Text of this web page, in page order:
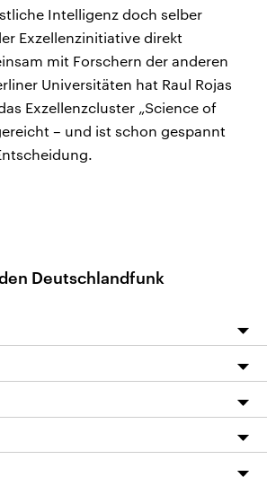
Intelligenz doch selber
Exzellenzinitiative direkt
mit Forschern der anderen
Universitäten hat Raul Rojas
Exzellenzcluster „Science of
– und ist schon gespannt
Deutschlandfunk
auf dlf.de
App